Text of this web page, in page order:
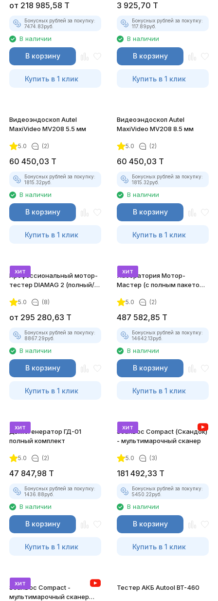
от 218 985,58 T
Бонусных рублей за покупку:
7474.83руб.
В наличии
В корзину
Купить в 1 клик
3 925,70 T
Бонусных рублей за покупку:
117.89руб.
В наличии
В корзину
Купить в 1 клик
Видеоэндоскоп Autel
MaxiVideo MV208 5.5 мм
5.0 (2)
60 450,03 T
Бонусных рублей за покупку:
1815.32руб.
В наличии
В корзину
Купить в 1 клик
Видеоэндоскоп Autel
MaxiVideo MV208 8.5 мм
5.0 (2)
60 450,03 T
Бонусных рублей за покупку:
1815.32руб.
В наличии
В корзину
Купить в 1 клик
хит
Профессиональный мотор-
тестер DIAMAG 2 (полный/
5.0 (8)
от 295 280,63 T
Бонусных рублей за покупку:
8867.29руб.
В наличии
В корзину
Купить в 1 клик
хит
Лаборатория Мотор-
Мастер (с полным пакетом
5.0 (2)
487 582,85 T
Бонусных рублей за покупку:
14642.13руб.
В наличии
В корзину
Купить в 1 клик
хит
Дымогенератор ГД-01
полный комплект
5.0 (2)
47 847,98 T
Бонусных рублей за покупку:
1436.88руб.
В наличии
В корзину
Купить в 1 клик
хит
ScanDoc Compact (Скандок)
- мультимарочный сканер
5.0 (3)
181 492,33 T
Бонусных рублей за покупку:
5450.22руб.
В наличии
В корзину
Купить в 1 клик
хит
ScanDoc Compact -
мультимарочный сканер
Тестер АКБ Autool BT-460